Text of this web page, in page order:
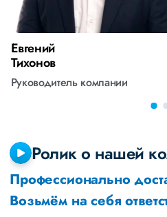
Евгений
Тихонов
Руководитель компании
Ролик о нашей
Профессионально
Возьмём на себя